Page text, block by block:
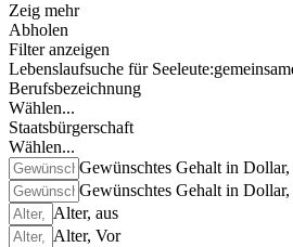
Zeig mehr
Abholen
Filter anzeigen
Lebenslaufsuche für Seeleute:
Berufsbezeichnung
Wählen...
Staatsbürgerschaft
Wählen...
Gewünschtes Gehalt in Dollar,
Gewünschtes Gehalt in
Alter, aus
Alter, Vor